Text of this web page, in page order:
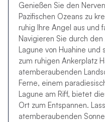
Genießen Sie den
Pazifischen Ozeans zu
ruhig Ihre Angel aus und
Navigieren Sie durch
Lagune von Huahine und
zum ruhigen Ankerplatz
atemberaubenden
Ferne, einem
Lagune am Riff, bietet
Ort zum Entspannen.
atemberaubenden